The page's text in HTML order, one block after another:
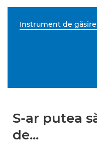
Instrument de
S-ar putea
de...